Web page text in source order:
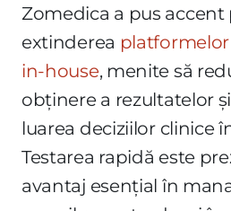
Zomedica a pus accent
extinderea
in-house, menite să
obținere a rezultatelor
luarea deciziilor clinice
Testarea rapidă este
avantaj esențial în